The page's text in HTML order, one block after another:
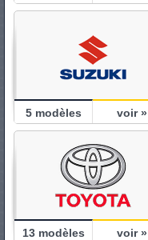
5modèles voir »
13modèles voir »